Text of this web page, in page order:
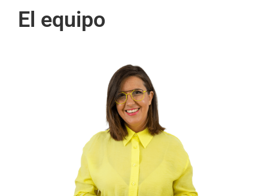
El equipo